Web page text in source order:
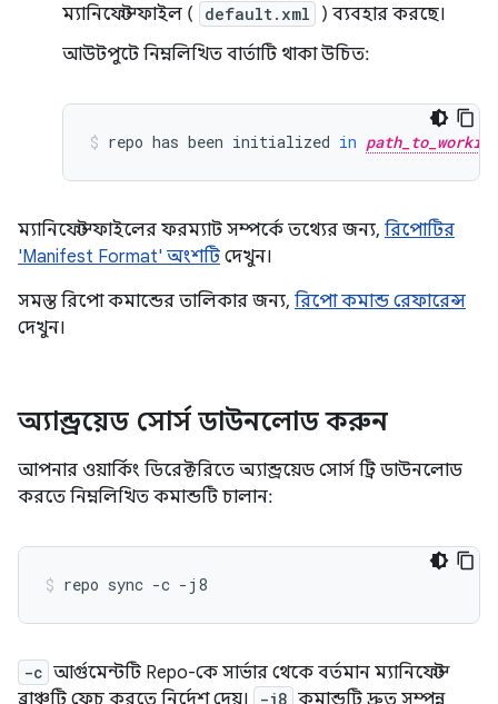
ম্যানিফেস্ট ফাইল (
default.xml
) ব্যবহার করছে।
আউটপুটে নিম্নলিখিত বার্তাটি থাকা উচিত:
repo has been initialized in
ম্যানিফেস্ট ফাইলের ফরম্যাট সম্পর্কে তথ্যের জন্য, রিপোটির
'Manifest Format' অংশটি দেখুন।
সমস্ত রিপো কমান্ডের তালিকার জন্য, রিপো কমান্ড রেফারেন্স
দেখুন।
অ্যান্ড্রয়েড সোর্স ডাউনলোড করুন
আপনার ওয়ার্কিং ডিরেক্টরিতে অ্যান্ড্রয়েড সোর্স ট্রি ডাউনলোড
করতে নিম্নলিখিত কমান্ডটি চালান:
repo sync -c -j8
-c আর্গুমেন্টটি Repo-কে সার্ভার থেকে বর্তমান ম্যানিফেস্ট
ব্রাঞ্চটি ফেচ করতে নির্দেশ দেয়।
-j8 কমান্ডটি দ্রুত সম্পন্ন